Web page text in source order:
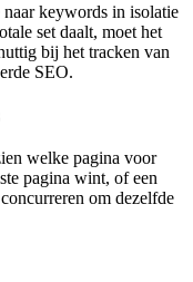
keywords in isolatie
set daalt, moet het
bij het tracken van
SEO.
welke pagina voor
pagina wint, of een
om dezelfde